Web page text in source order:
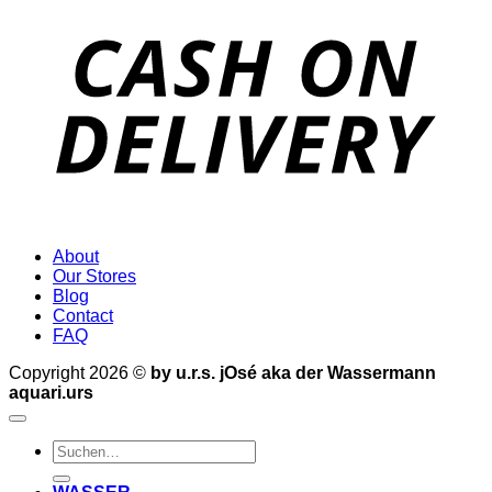
About
Our Stores
Blog
Contact
FAQ
Copyright 2026 © by u.r.s. jOsé aka der Wassermann
aquari.urs
Suche
nach: